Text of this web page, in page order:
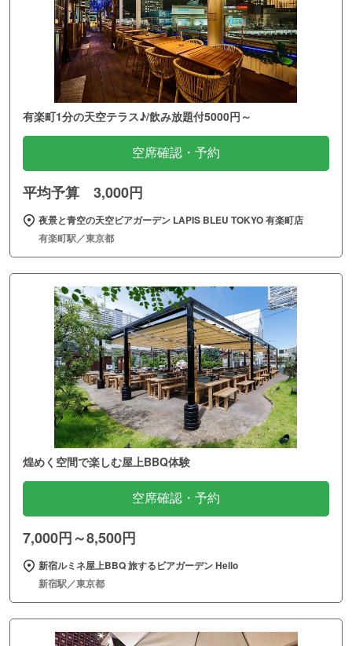
有楽町1分の天空テラス♪/飲み放題付5000円～
空席確認・予約
平均予算 3,000円
夜景と青空の天空ビアガーデン LAPIS BLEU TOKYO 有楽町店
有楽町駅／東京都
煌めく空間で楽しむ屋上BBQ体験
空席確認・予約
7,000円～8,500円
新宿ルミネ屋上BBQ 旅するビアガーデン Hello
新宿駅／東京都